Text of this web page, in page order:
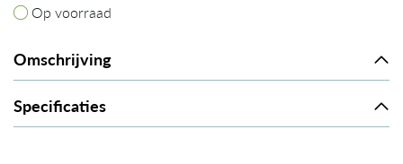
Op voorraad
Op voorraad
Omschrijving
Specificaties